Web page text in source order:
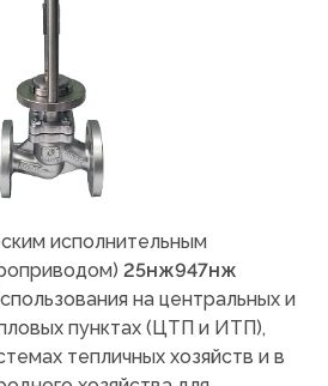
исполнительным
25нж947нж
на центральных и
пунктах (ЦТП и ИТП),
тепличных хозяйств и в